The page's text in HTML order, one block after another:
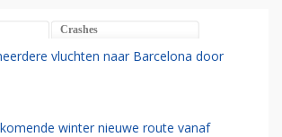
Crashes
vluchten naar Barcelona door
winter nieuwe route vanaf